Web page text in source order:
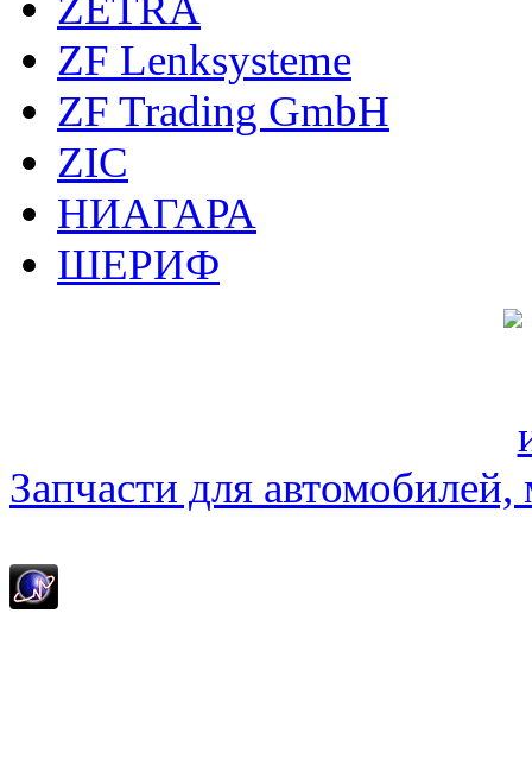
ZF Lenksysteme
ZF Trading GmbH
ZIC
НИАГАРА
ШЕРИФ
Запчасти для